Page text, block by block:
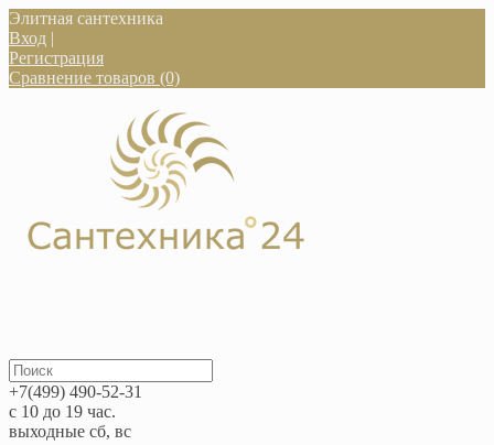
Элитная сантехника
Вход |
Регистрация
Сравнение товаров (0)
+7(499) 490-52-31
с 10 до 19 час.
выходные сб, вс